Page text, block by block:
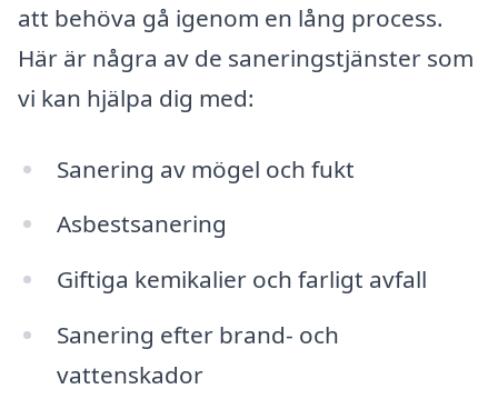
att behöva gå igenom en lång process.
Här är några av de saneringstjänster som
vi kan hjälpa dig med:
Sanering av mögel och fukt
Asbestsanering
Giftiga kemikalier och farligt avfall
Sanering efter brand- och
vattenskador